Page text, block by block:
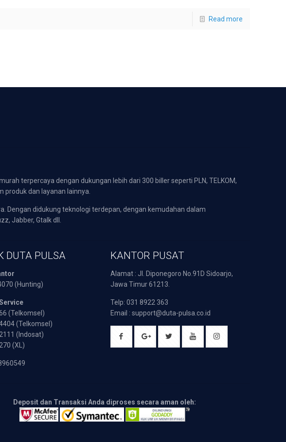
Read more
terpercaya dengan dukungan lebih dari 300 biller seperti PLN, TELKOM,
produk dan layanan lainnya.
Dengan didukung teknologi terdepan, dengan kemudahan dalam
Jabber, Gtalk dll.
DUTA PULSA
(Hunting)
(Telkomsel)
(Telkomsel)
(Indosat)
(XL)
KANTOR PUSAT
Alamat : Jl. Diponegoro No.91D Sidoarjo,
Jawa Timur 61213.
Telp: 031 8922 363
Email : support@duta-pulsa.co.id
Deposit dan Transaksi Anda diproses secara aman oleh: